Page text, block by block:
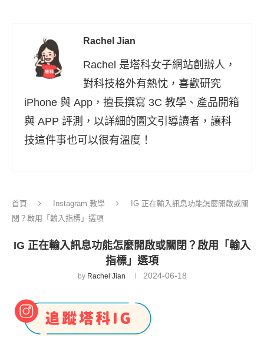
Rachel Jian
Rachel 是塔科女子網站創辦人，
對科技格外有熱忱，喜歡研究
iPhone 與 App，擅長撰寫 3C 教學、產品開箱
與 APP 評測，以詳細的圖文引導讀者，讓科
技這件事也可以很有溫度！
首頁 Instagram 教學
IG 正在輸入訊息功能怎麼開啟或關
閉？啟用「輸入指標」選項
IG 正在輸入訊息功能怎麼開啟或關閉？啟用「輸入
指標」選項
by Rachel Jian 2024-06-18